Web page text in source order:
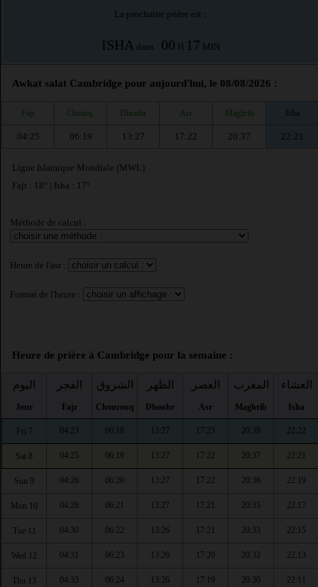
La prochaine prière est :
ISHA dans : 00 H 17 MIN
Awkat salat Cambridge pour aujourd'hui, le 08/08/2026 :
Fajr Chourq. Dhouhr Asr Maghrib Isha
04:25 06:19 13:27 17:22 20:37 22:21
Ligue Islamique Mondiale (MWL)
Fajr : 18° | Isha : 17°
Méthode de calcul :
Heure de l'asr :
Format de l'heure :
Heure de prière à Cambridge pour la semaine :
اليوم
Jour
الفجر
Fajr
الشروق
Chourouq
الظهر
Dhouhr
العصر
Asr
المغرب
Maghrib
العشاء
Isha
Fri 7 04:23 06:18 13:27 17:23 20:39 22:22
Sat 8 04:25 06:19 13:27 17:22 20:37 22:21
Sun 9 04:26 06:20 13:27 17:22 20:36 22:19
Mon 10 04:28 06:21 13:27 17:21 20:35 22:17
Tue 11 04:30 06:22 13:26 17:21 20:33 22:15
Wed 12 04:31 06:23 13:26 17:20 20:32 22:13
Thu 13 04:33 06:24 13:26 17:19 20:30 22:11